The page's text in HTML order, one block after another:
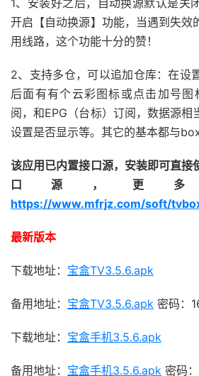
1、安装好之后，自动换源默认是关
开启【自动换源】功能，当遇到失效
用线路，这个功能十分的赞！
2、支持多仓，可以追加仓库：在设
后面有有个云彩图标或点击加号图
阅，和EPG（台标）订阅，数据源相
设置是否显示等。其它的基本都与
该应用已内置接口源，安装即可直接
口源，更多
https://www.mfrjz.com/soft/
最新版本
下载地址： 宝盒TV3.5.6.apk
备用地址： 宝盒TV3.5.6.apk 密码：
下载地址： 宝盒手机3.5.6.apk
备用地址： 宝盒手机3.5.6.apk 密码